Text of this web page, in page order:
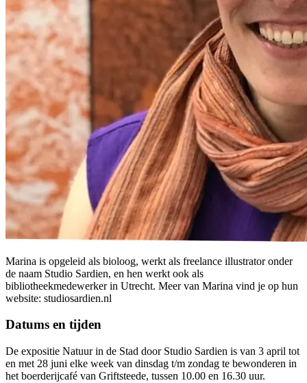
Marina is opgeleid als bioloog, werkt als freelance illustrator onder
de naam Studio Sardien, en hen werkt ook als
bibliotheekmedewerker in Utrecht. Meer van Marina vind je op hun
website: studiosardien.nl
Datums en tijden
De expositie Natuur in de Stad door Studio Sardien is van 3 april tot
en met 28 juni elke week van dinsdag t/m zondag te bewonderen in
het boerderijcafé van Griftsteede, tussen 10.00 en 16.30 uur.